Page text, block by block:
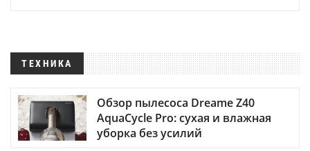
ТЕХНИКА
Обзор пылесоса Dreame Z40
AquaCycle Pro: сухая и влажная
уборка без усилий